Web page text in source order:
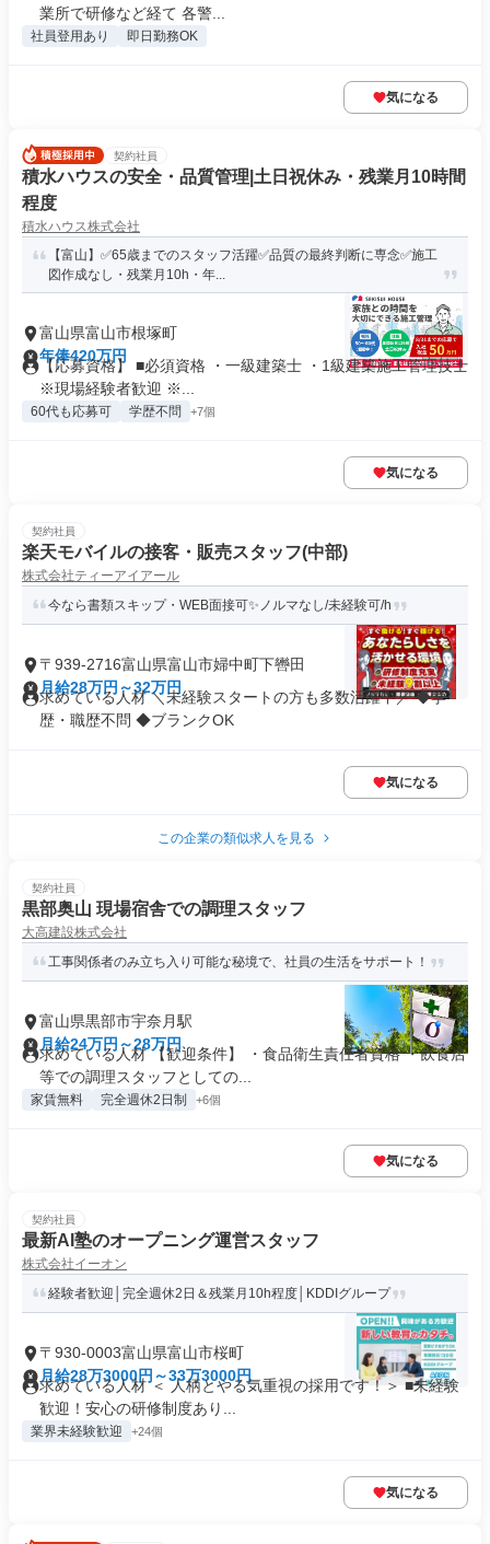
業所で研修など経て 各警...
社員登用あり 即日勤務OK
気になる
契約社員
積水ハウスの安全・品質管理|土日祝休み・残業月10時間
程度
積水ハウス株式会社
【富山】✅65歳までのスタッフ活躍✅品質の最終判断に専念✅施工
図作成なし・残業月10h・年...
富山県富山市根塚町
年俸420万円
【応募資格】 ■必須資格 ・一級建築士 ・1級建築施工管理技士
※現場経験者歓迎 ※...
60代も応募可 学歴不問 +7個
気になる
契約社員
楽天モバイルの接客・販売スタッフ(中部)
株式会社ティーアイアール
今なら書類スキップ・WEB面接可✨️ノルマなし/未経験可/h
〒939-2716富山県富山市婦中町下轡田
月給28万円～32万円
求めている人材 ＼未経験スタートの方も多数活躍中／ ◆学
歴・職歴不問 ◆ブランクOK
気になる
この企業の類似求人を見る
契約社員
黒部奥山 現場宿舎での調理スタッフ
大高建設株式会社
工事関係者のみ立ち入り可能な秘境で、社員の生活をサポート！
富山県黒部市宇奈月駅
月給24万円～28万円
求めている人材 【歓迎条件】 ・食品衛生責任者資格 ・飲食店
等での調理スタッフとしての...
家賃無料 完全週休2日制 +6個
気になる
契約社員
最新AI塾のオープニング運営スタッフ
株式会社イーオン
経験者歓迎│完全週休2日＆残業月10h程度│KDDIグループ
〒930-0003富山県富山市桜町
月給28万3000円～33万3000円
求めている人材 ＜ 人柄とやる気重視の採用です！＞ ■未経験
歓迎！安心の研修制度あり...
業界未経験歓迎 +24個
気になる